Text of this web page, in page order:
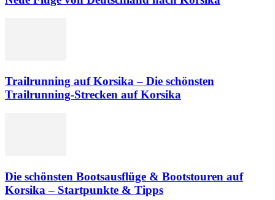
Trailrunning auf Korsika – Die schönsten
Trailrunning-Strecken auf Korsika
Die schönsten Bootsausflüge & Bootstouren auf
Korsika – Startpunkte & Tipps